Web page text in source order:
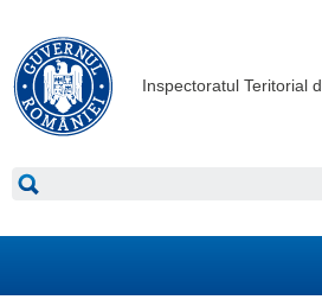
Inspectoratul Teritorial